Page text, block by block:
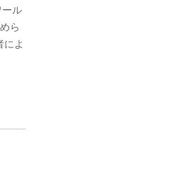
ル
ら
よ